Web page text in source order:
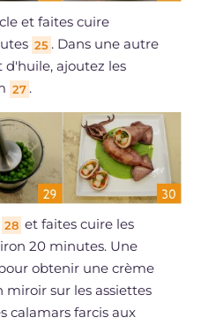
et faites cuire
25 . Dans une autre
d'huile, ajoutez les
27 .
28 et faites cuire les
20 minutes. Une
obtenir une crème
miroir sur les assiettes
calamars farcis aux